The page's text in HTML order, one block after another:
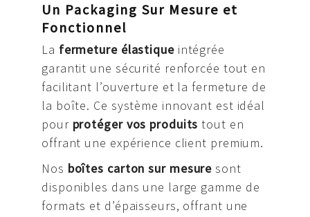
Un Packaging Sur Mesure et
Fonctionnel
La fermeture élastiqueintégrée
garantit une sécurité renforcée tout en
facilitant l’ouverture et la fermeture de
la boîte. Ce système innovant est idéal
pour protéger vos produits tout en
offrant une expérience client premium.
Nos boîtes carton sur mesure sont
disponibles dans une large gamme de
formats et d’épaisseurs, offrant une